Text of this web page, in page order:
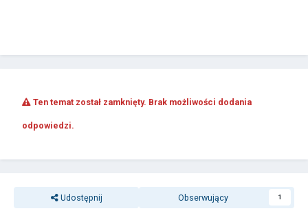
Ten temat został zamknięty. Brak możliwości dodania
odpowiedzi.
Udostępnij Obserwujący 1